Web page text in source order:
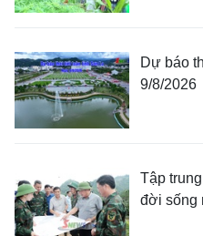
Dự báo
9/8/2026
Tập
đời sống